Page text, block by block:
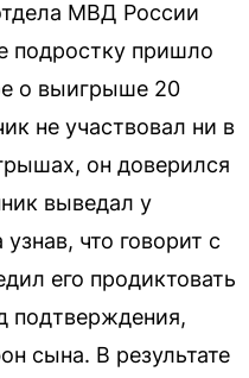
МВД России
подростку пришло
о выигрыше 20
не участвовал ни в
он доверился
выведал у
что говорит с
его продиктовать
подтверждения,
сына. В результате